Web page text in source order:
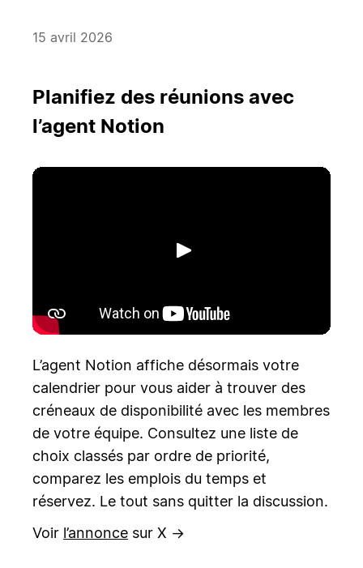
15 avril 2026
Planifiez des réunions avec
l’agent Notion
Lecture
L’agent Notion affiche désormais votre
calendrier pour vous aider à trouver des
créneaux de disponibilité avec les membres
de votre équipe. Consultez une liste de
choix classés par ordre de priorité,
comparez les emplois du temps et
réservez. Le tout sans quitter la discussion.
Voir l’annonce sur X →